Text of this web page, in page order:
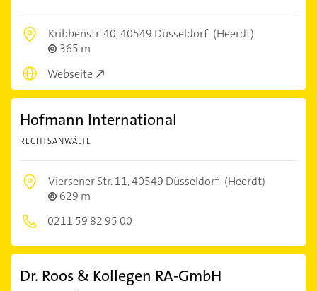
Kribbenstr. 40,40549 Düsseldorf (Heerdt)
365 m
Webseite
Hofmann International
RECHTSANWÄLTE
Viersener Str. 11,40549 Düsseldorf (Heerdt)
629 m
0211 59 82 95 00
Dr. Roos & Kollegen RA-GmbH